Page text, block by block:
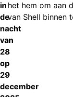
in
de
nacht
van
28
op
29
december
het hem om aan
van Shell binnen